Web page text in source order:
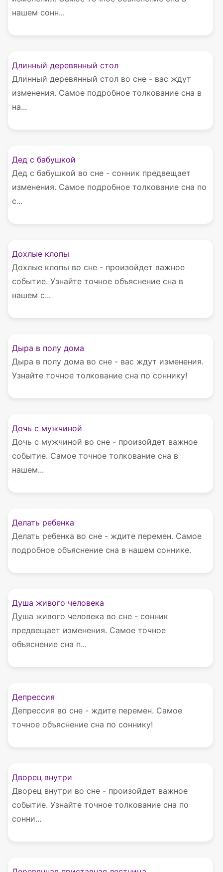
нашем сонн...
Длинный деревянный стол
Длинный деревянный стол во сне - вас ждут
изменения. Самое подробное толкование сна в
на...
Дед с бабушкой
Дед с бабушкой во сне - сонник предвещает
изменения. Самое подробное толкование сна по
с...
Дохлые клопы
Дохлые клопы во сне - произойдет важное
событие. Узнайте точное объяснение сна в
нашем с...
Дыра в полу дома
Дыра в полу дома во сне - вас ждут изменения.
Узнайте точное толкование сна по соннику!
Дочь с мужчиной
Дочь с мужчиной во сне - произойдет важное
событие. Самое точное толкование сна в
нашем...
Делать ребенка
Делать ребенка во сне - ждите перемен. Самое
подробное объяснение сна в нашем соннике.
Душа живого человека
Душа живого человека во сне - сонник
предвещает изменения. Самое точное
объяснение сна п...
Депрессия
Депрессия во сне - ждите перемен. Самое
точное объяснение сна по соннику!
Дворец внутри
Дворец внутри во сне - произойдет важное
событие. Узнайте точное толкование сна по
сонни...